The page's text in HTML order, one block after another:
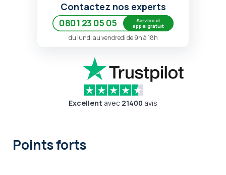
Contactez nos experts
0801 23 05 05
Service et
appel gratuit
du lundi au vendredi de 9h à 18h
Excellent avec 21400 avis
Points forts